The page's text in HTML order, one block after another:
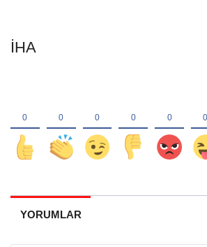
İHA
YORUMLAR